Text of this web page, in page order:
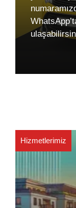
Hizmetlerimiz